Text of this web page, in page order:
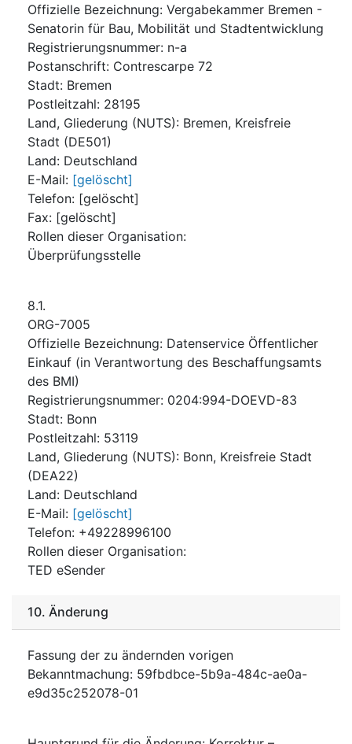
Offizielle Bezeichnung: Vergabekammer Bremen -
Senatorin für Bau, Mobilität und Stadtentwicklung
Registrierungsnummer: n-a
Postanschrift: Contrescarpe 72
Stadt: Bremen
Postleitzahl: 28195
Land, Gliederung (NUTS): Bremen, Kreisfreie
Stadt (DE501)
Land: Deutschland
E-Mail: [gelöscht]
Telefon: [gelöscht]
Fax: [gelöscht]
Rollen dieser Organisation:
Überprüfungsstelle
8.1.
ORG-7005
Offizielle Bezeichnung: Datenservice Öffentlicher
Einkauf (in Verantwortung des Beschaffungsamts
des BMI)
Registrierungsnummer: 0204:994-DOEVD-83
Stadt: Bonn
Postleitzahl: 53119
Land, Gliederung (NUTS): Bonn, Kreisfreie Stadt
(DEA22)
Land: Deutschland
E-Mail: [gelöscht]
Telefon: +49228996100
Rollen dieser Organisation:
TED eSender
10. Änderung
Fassung der zu ändernden vorigen
Bekanntmachung: 59fbdbce-5b9a-484c-ae0a-
e9d35c252078-01